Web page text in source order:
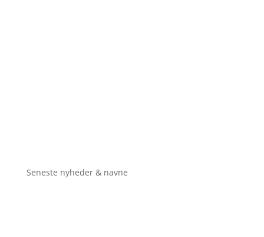
Seneste nyheder & navne